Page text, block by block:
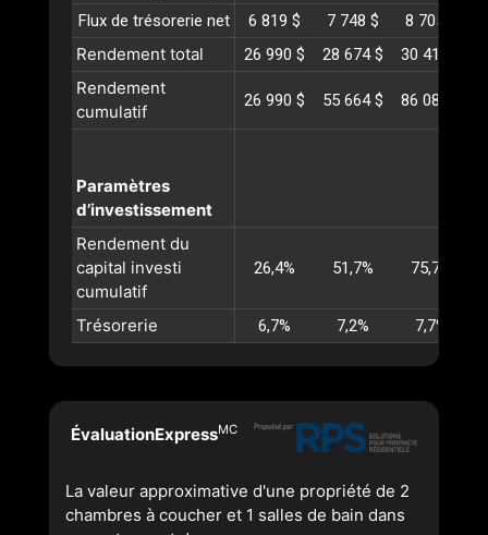
Flux de trésorerie net 6 819 $ 7 748 $ 8 705 $
Rendement total 26 990 $ 28 674 $ 30 416 $
Rendement
cumulatif
26 990 $ 55 664 $ 86 080 $
Paramètres
d’investissement
Rendement du
capital investi
cumulatif
26,4% 51,7% 75,7%
Trésorerie 6,7% 7,2% 7,7%
ÉvaluationExpressMC
La valeur approximative d'une propriété de 2
chambres à coucher et 1 salles de bain dans